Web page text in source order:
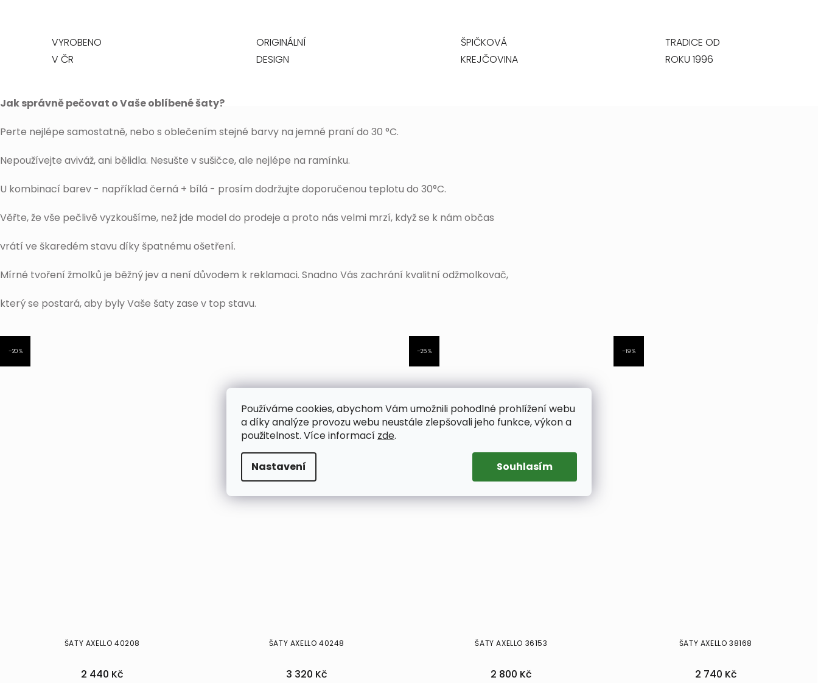
Používáme cookies, abychom Vám umožnili pohodlné prohlížení webu
a díky analýze provozu webu neustále zlepšovali jeho funkce, výkon a
použitelnost. Více informací zde.
Nastavení Souhlasím
VYROBENO
V ČR
ORIGINÁLNÍ
DESIGN
ŠPIČKOVÁ
KREJČOVINA
TRADICE OD
ROKU 1996
Jak správně pečovat o Vaše oblíbené šaty?
Perte nejlépe samostatně, nebo s oblečením stejné barvy na jemné praní do 30 °C.
Nepoužívejte aviváž, ani bělidla. Nesušte v sušičce, ale nejlépe na ramínku.
U kombinací barev - například černá + bílá - prosím dodržujte doporučenou teplotu do 30°C.
Věřte, že vše pečlivě vyzkoušíme, než jde model do prodeje a proto nás velmi mrzí, když se k nám občas
vrátí ve škaredém stavu díky špatnému ošetření.
Mírné tvoření žmolků je běžný jev a není důvodem k reklamaci. Snadno Vás zachrání kvalitní odžmolkovač,
který se postará, aby byly Vaše šaty zase v top stavu.
–20 %
ŠATY AXELLO 40208
2 440 Kč
ŠATY AXELLO 40248
3 320 Kč
–25 %
ŠATY AXELLO 36153
2 800 Kč
–19 %
ŠATY AXELLO 38168
2 740 Kč